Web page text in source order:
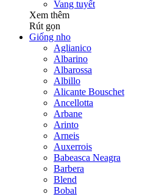
Vang tuyết
Xem thêm
Rút gọn
Giống nho
Aglianico
Albarino
Albarossa
Albillo
Alicante Bouschet
Ancellotta
Arbane
Arinto
Arneis
Auxerrois
Babeasca Neagra
Barbera
Blend
Bobal